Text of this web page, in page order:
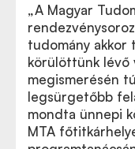
„A Magyar
tudomány akkor
körülöttünk lévő
megismerésén
legsürgetőbb
mondta ünnepi
MTA